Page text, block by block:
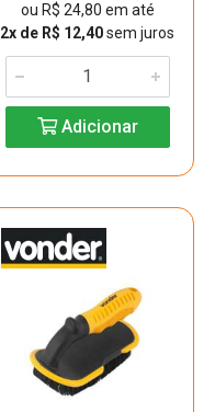
ou R$ 24,80 em até
2x de R$ 12,40sem juros
Adicionar